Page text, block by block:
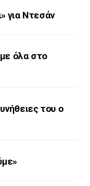
για Ντεσάν
όλα στο
του ο